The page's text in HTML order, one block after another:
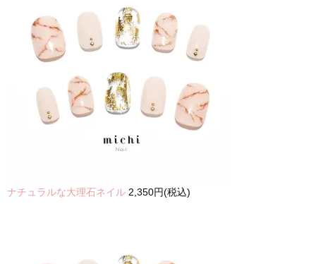
ナチュラルな大理石ネイル 2,350円(税込)